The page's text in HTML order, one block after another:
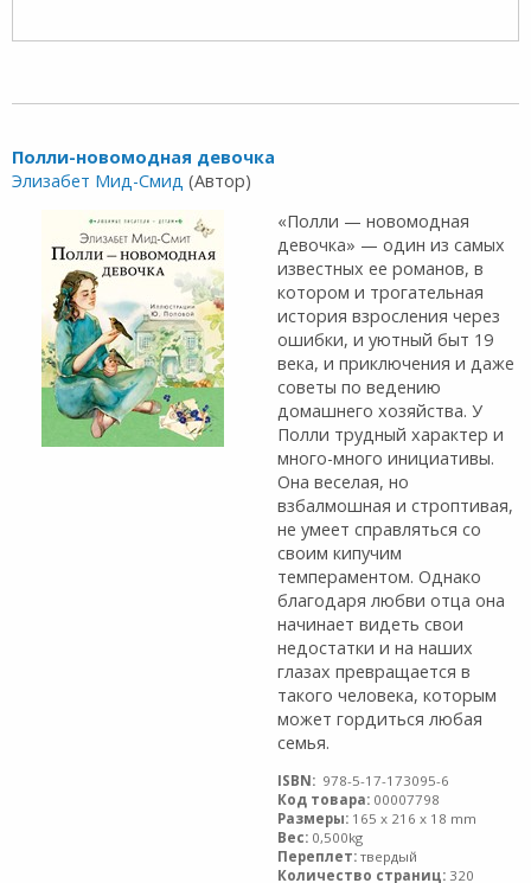
Полли-новомодная девочка
Элизабет Мид-Смид (Автор)
«Полли — новомодная
девочка» — один из самых
известных ее романов, в
котором и трогательная
история взросления через
ошибки, и уютный быт 19
века, и приключения и даже
советы по ведению
домашнего хозяйства. У
Полли трудный характер и
много-много инициативы.
Она веселая, но
взбалмошная и строптивая,
не умеет справляться со
своим кипучим
темпераментом. Однако
благодаря любви отца она
начинает видеть свои
недостатки и на наших
глазах превращается в
такого человека, которым
может гордиться любая
семья.
ISBN: 978-5-17-173095-6
Код товара: 00007798
Размеры: 165 x 216 x 18 mm
Вес: 0,500kg
Переплет: твердый
Количество страниц: 320